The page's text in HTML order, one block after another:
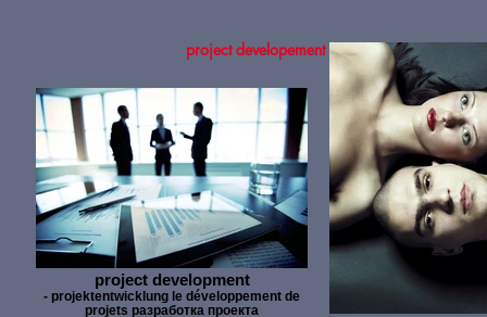
project development
- projektentwicklung le développement de
projets разработка проекта
project developement